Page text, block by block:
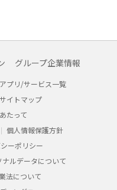
グループ企業情報
プリ/サービス一覧
サイトマップ
たって
個人情報保護方針
ーポリシー
ルデータについて
法について